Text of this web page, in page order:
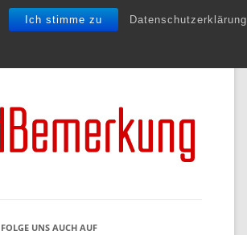
Ich stimme zu Datenschutzerklärung
FOLGE UNS AUCH AUF